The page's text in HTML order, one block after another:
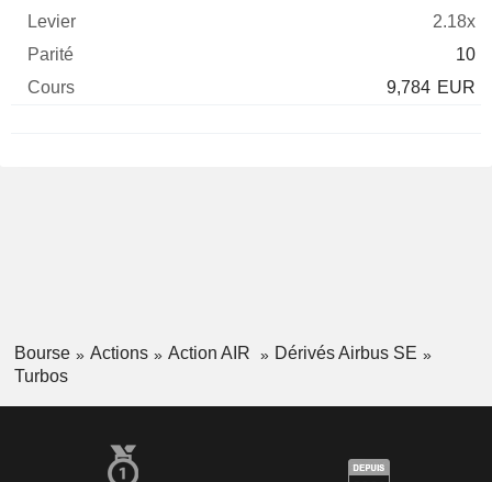
2.18x
10
9,784 EUR
Bourse Actions Action AIR
Dérivés Airbus SE
Turbos